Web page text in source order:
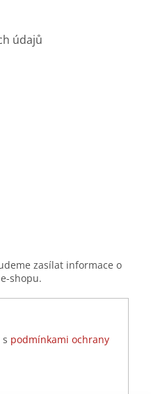
údajů
zasílat informace o
shopu.
podmínkami ochrany